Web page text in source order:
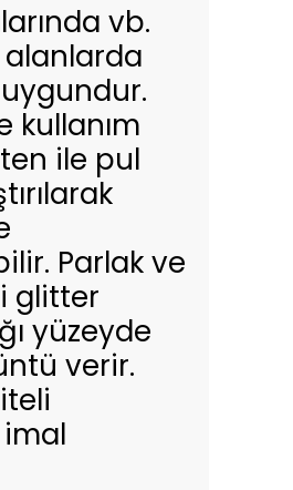
vb.
kullanım
ile pul
Parlak ve
glitter
yüzeyde
verir.